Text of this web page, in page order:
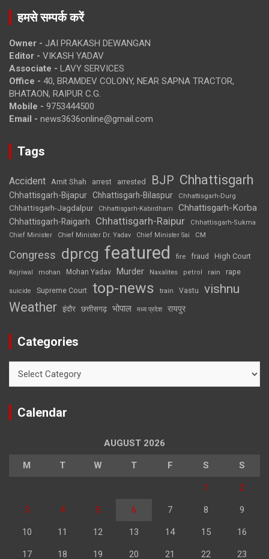
हमसे सम्पर्क करें
Owner - JAI PRAKASH DEWANGAN
Editor - VIKASH YADAV
Associate - LAVY SERVICES
Office - 40, BRAMDEV COLONY, NEAR SAPNA TRACTOR,
BHATAON, RAIPUR C.G.
Mobile - 9753444500
Email - news3636online@gmail.com
Tags
Accident Amit Shah arrest arrested BJP Chhattisgarh
Chhattisgarh-Bijapur Chhattisgarh-Bilaspur Chhattisgarh-Durg
Chhattisgarh-Jagdalpur Chhattisgarh-Kabirdham Chhattisgarh-Korba
Chhattisgarh-Raigarh Chhattisgarh-Raipur
Chhattisgarh-Sukma
Chief Minister
Chief Minister Dr. Yadav Chief Minister Sai CM
Congress dprcg featured fire fraud High Court
Kejriwal mohan Mohan Yadav Murder Naxalites petrol rain rape
suicide Supreme Court top-news train Vastu vishnu
Weather इंदौर छत्तीसगढ़ भोपाल मध्य प्रदेश रायपुर
Categories
Calendar
AUGUST 2026
M T W T F S S
1 2
3 4 5 6 7 8 9
10 11 12 13 14 15 16
17 18 19 20 21 22 23